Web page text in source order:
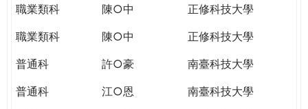
職業類科
陳○中
正修科技大學
職業類科
陳○中
正修科技大學
普通科
許○豪
南臺科技大學
普通科
江○恩
南臺科技大學